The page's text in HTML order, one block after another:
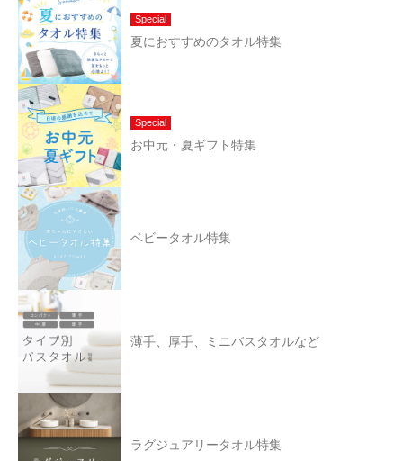
Special
夏におすすめのタオル特集
Special
お中元・夏ギフト特集
ベビータオル特集
薄手、厚手、ミニバスタオルなど
ラグジュアリータオル特集